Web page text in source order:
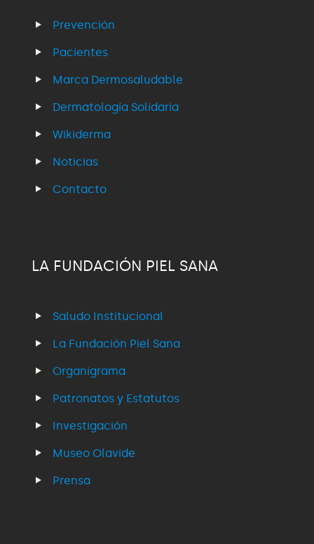
Prevención
Pacientes
Marca Dermosaludable
Dermatología Solidaria
Wikiderma
Noticias
Contacto
LA FUNDACIÓN PIEL SANA
Saludo Institucional
La Fundación Piel Sana
Organigrama
Patronatos y Estatutos
Investigación
Museo Olavide
Prensa